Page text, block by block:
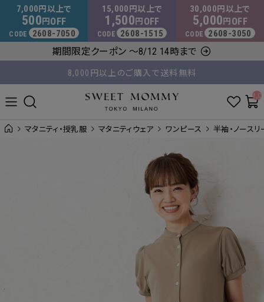
マタニティウェア・授乳服のスウィートマミー
7,000 円以上で
500 円 OFF
CODE 2608-7050
15,000 円以上で
1,500 円 OFF
CODE 2608-1515
30,000 円以上で
5,000 円 OFF
CODE 2608-3050
期間限定クーポン ～8/12 14時まで
8,000円以上のご購入で送料無料
平日14時 / 土日祝12時まで のご注文で当日出荷！
マタニティ・授乳服 マタニティウェア ワンピース 半袖・ノースリ